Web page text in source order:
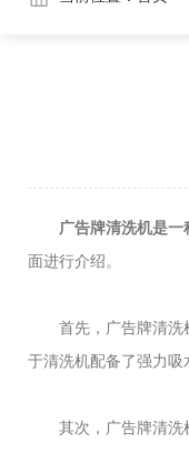
广告牌清洗机是
面进行介绍。
首先，广告牌清洗机
于清洗机配备了强力
其次，广告牌清洗机